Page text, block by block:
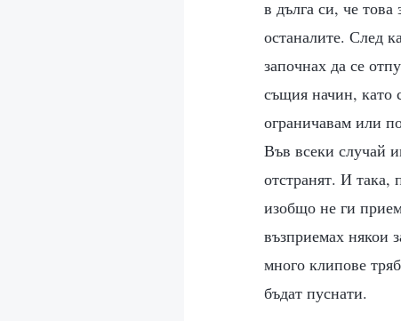
в дълга си, че това
останалите. След
започнах да се
същия начин, като
ограничавам или
Във всеки случай
отстранят. И така,
изобщо не ги
възприемах някои
много клипове
бъдат пуснати.